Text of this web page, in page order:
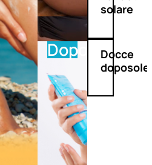
Doposole
solare
Docce
doposole